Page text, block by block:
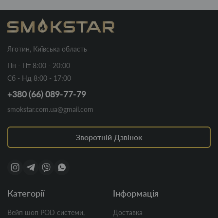
Яготин, Київська область
Пн - Пт 8:00 - 20:00
Сб - Нд 8:00 - 17:00
+380 (66) 089-77-79
smokstar.com.ua@gmail.com
Зворотній Дзвінок
Категорії
Вейп шоп POD системи,
Інформація
Доставка